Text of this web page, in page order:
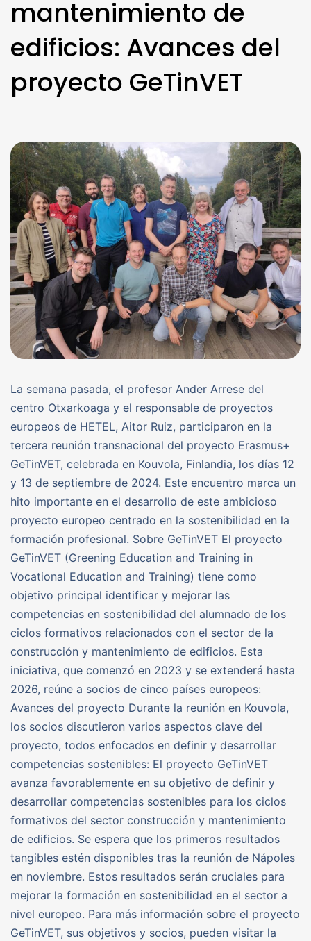
mantenimiento de
edificios: Avances del
proyecto GeTinVET
La semana pasada, el profesor Ander Arrese del
centro Otxarkoaga y el responsable de proyectos
europeos de HETEL, Aitor Ruiz, participaron en la
tercera reunión transnacional del proyecto Erasmus+
GeTinVET, celebrada en Kouvola, Finlandia, los días 12
y 13 de septiembre de 2024. Este encuentro marca un
hito importante en el desarrollo de este ambicioso
proyecto europeo centrado en la sostenibilidad en la
formación profesional. Sobre GeTinVET El proyecto
GeTinVET (Greening Education and Training in
Vocational Education and Training) tiene como
objetivo principal identificar y mejorar las
competencias en sostenibilidad del alumnado de los
ciclos formativos relacionados con el sector de la
construcción y mantenimiento de edificios. Esta
iniciativa, que comenzó en 2023 y se extenderá hasta
2026, reúne a socios de cinco países europeos:
Avances del proyecto Durante la reunión en Kouvola,
los socios discutieron varios aspectos clave del
proyecto, todos enfocados en definir y desarrollar
competencias sostenibles: El proyecto GeTinVET
avanza favorablemente en su objetivo de definir y
desarrollar competencias sostenibles para los ciclos
formativos del sector construcción y mantenimiento
de edificios. Se espera que los primeros resultados
tangibles estén disponibles tras la reunión de Nápoles
en noviembre. Estos resultados serán cruciales para
mejorar la formación en sostenibilidad en el sector a
nivel europeo. Para más información sobre el proyecto
GeTinVET, sus objetivos y socios, pueden visitar la